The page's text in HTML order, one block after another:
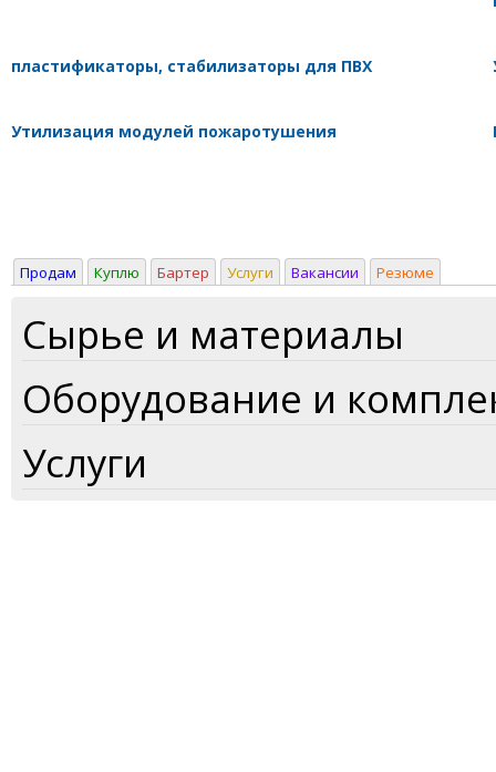
пластификаторы, стабилизаторы для ПВХ
Утилизация модулей пожаротушения
Продам Куплю Бартер Услуги Вакансии Резюме
Сырье и материалы
Оборудование и
Услуги